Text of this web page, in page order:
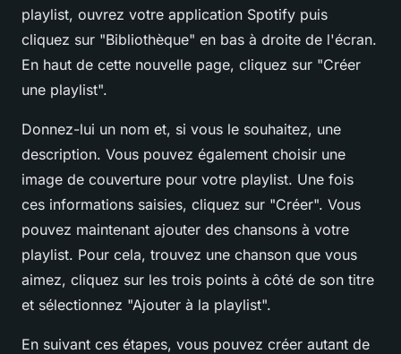
playlist, ouvrez votre application Spotify puis
cliquez sur "Bibliothèque" en bas à droite de l'écran.
En haut de cette nouvelle page, cliquez sur "Créer
une playlist".
Donnez-lui un nom et, si vous le souhaitez, une
description. Vous pouvez également choisir une
image de couverture pour votre playlist. Une fois
ces informations saisies, cliquez sur "Créer". Vous
pouvez maintenant ajouter des chansons à votre
playlist. Pour cela, trouvez une chanson que vous
aimez, cliquez sur les trois points à côté de son titre
et sélectionnez "Ajouter à la playlist".
En suivant ces étapes, vous pouvez créer autant de